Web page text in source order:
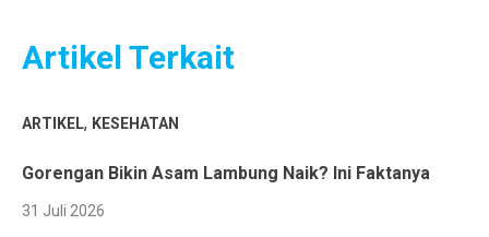
Artikel Terkait
ARTIKEL, KESEHATAN
Gorengan Bikin Asam Lambung Naik? Ini Faktanya
31 Juli 2026